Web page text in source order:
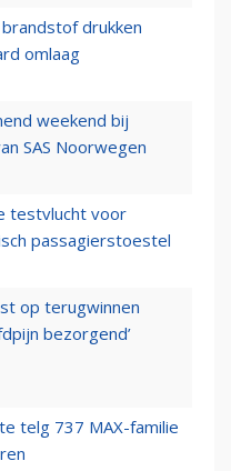
drukken
omlaag
weekend bij
SAS Noorwegen
testvlucht voor
passagierstoestel
op terugwinnen
bezorgend’
telg 737 MAX-familie